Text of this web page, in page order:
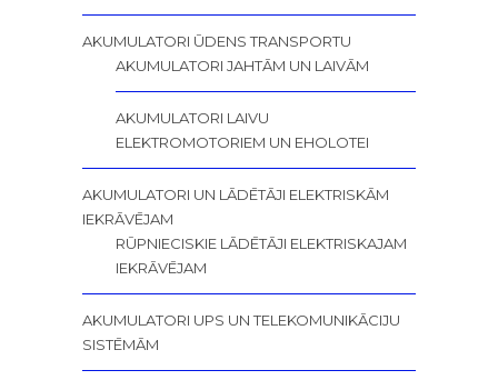
AKUMULATORI ŪDENS TRANSPORTU
AKUMULATORI JAHTĀM UN LAIVĀM
AKUMULATORI LAIVU
ELEKTROMOTORIEM UN EHOLOTEI
AKUMULATORI UN LĀDĒTĀJI ELEKTRISKĀM
IEKRĀVĒJAM
RŪPNIECISKIE LĀDĒTĀJI ELEKTRISKAJAM
IEKRĀVĒJAM
AKUMULATORI UPS UN TELEKOMUNIKĀCIJU
SISTĒMĀM